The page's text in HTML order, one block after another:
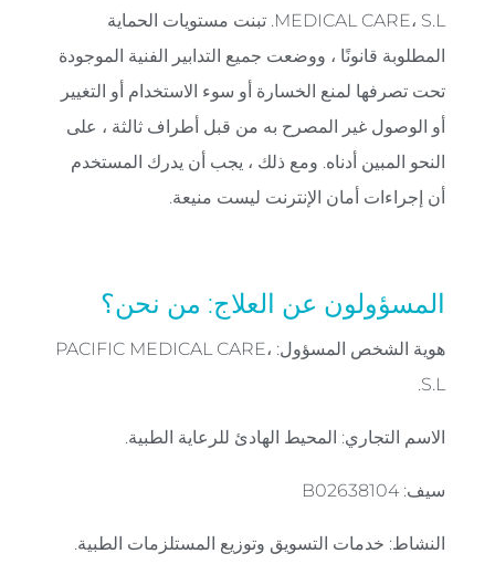
MEDICAL CARE، S.L. تبنت مستويات الحماية
المطلوبة قانونًا ، ووضعت جميع التدابير الفنية الموجودة
تحت تصرفها لمنع الخسارة أو سوء الاستخدام أو التغيير
أو الوصول غير المصرح به من قبل أطراف ثالثة ، على
النحو المبين أدناه. ومع ذلك ، يجب أن يدرك المستخدم
أن إجراءات أمان الإنترنت ليست منيعة.
المسؤولون عن العلاج: من نحن؟
هوية الشخص المسؤول: PACIFIC MEDICAL CARE،
S.L.
الاسم التجاري: المحيط الهادئ للرعاية الطبية.
سيف: B02638104
النشاط: خدمات التسويق وتوزيع المستلزمات الطبية.